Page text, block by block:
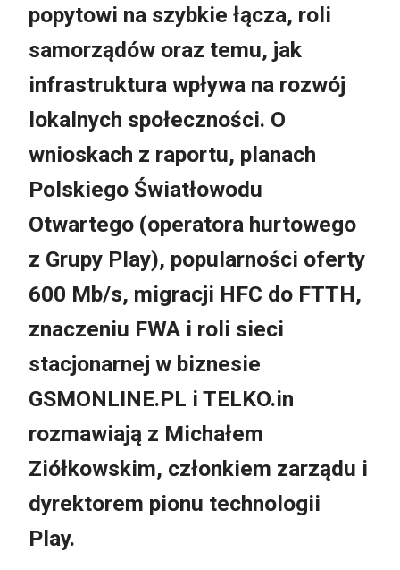
popytowi na szybkie łącza, roli
samorządów oraz temu, jak
infrastruktura wpływa na rozwój
lokalnych społeczności. O
wnioskach z raportu, planach
Polskiego Światłowodu
Otwartego (operatora hurtowego
z Grupy Play), popularności oferty
600 Mb/s, migracji HFC do FTTH,
znaczeniu FWA i roli sieci
stacjonarnej w biznesie
GSMONLINE.PL i TELKO.in
rozmawiają z Michałem
Ziółkowskim, członkiem zarządu i
dyrektorem pionu technologii
Play.